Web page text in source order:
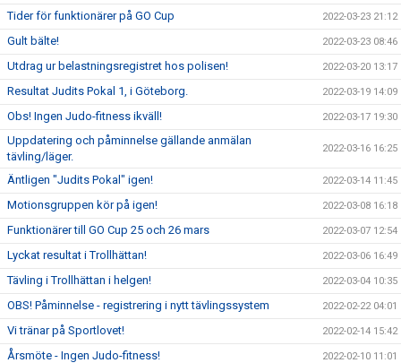
Tider för funktionärer på GO Cup 2022-03-23 21:12
Gult bälte! 2022-03-23 08:46
Utdrag ur belastningsregistret hos polisen! 2022-03-20 13:17
Resultat Judits Pokal 1, i Göteborg. 2022-03-19 14:09
Obs! Ingen Judo-fitness ikväll! 2022-03-17 19:30
Uppdatering och påminnelse gällande anmälan
tävling/läger.
2022-03-16 16:25
Äntligen "Judits Pokal" igen! 2022-03-14 11:45
Motionsgruppen kör på igen! 2022-03-08 16:18
Funktionärer till GO Cup 25 och 26 mars 2022-03-07 12:54
Lyckat resultat i Trollhättan! 2022-03-06 16:49
Tävling i Trollhättan i helgen! 2022-03-04 10:35
OBS! Påminnelse - registrering i nytt tävlingssystem 2022-02-22 04:01
Vi tränar på Sportlovet! 2022-02-14 15:42
Årsmöte - Ingen Judo-fitness! 2022-02-10 11:01